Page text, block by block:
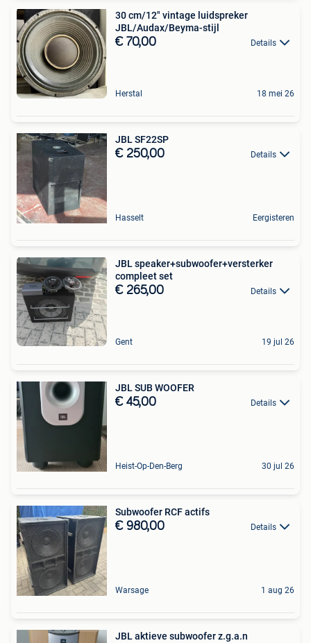
30 cm/12" vintage luidspreker
JBL/Audax/Beyma-stijl
€ 70,00 Details
Herstal 18 mei 26
JBL SF22SP
€ 250,00 Details
Hasselt Eergisteren
JBL speaker+subwoofer+versterker
compleet set
€ 265,00 Details
Gent 19 jul 26
JBL SUB WOOFER
€ 45,00 Details
Heist-Op-Den-Berg 30 jul 26
Subwoofer RCF actifs
€ 980,00 Details
Warsage 1 aug 26
JBL aktieve subwoofer z.g.a.n